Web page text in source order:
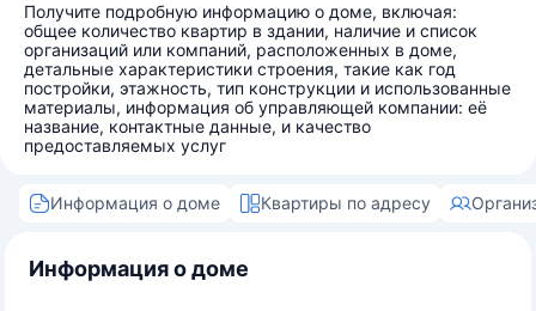
Получите подробную информацию о доме, включая:
общее количество квартир в здании, наличие и список
организаций или компаний, расположенных в доме,
детальные характеристики строения, такие как год
постройки, этажность, тип конструкции и использованные
материалы, информация об управляющей компании: её
название, контактные данные, и качество
предоставляемых услуг
Информация о доме Квартиры по адресу
Информация о доме